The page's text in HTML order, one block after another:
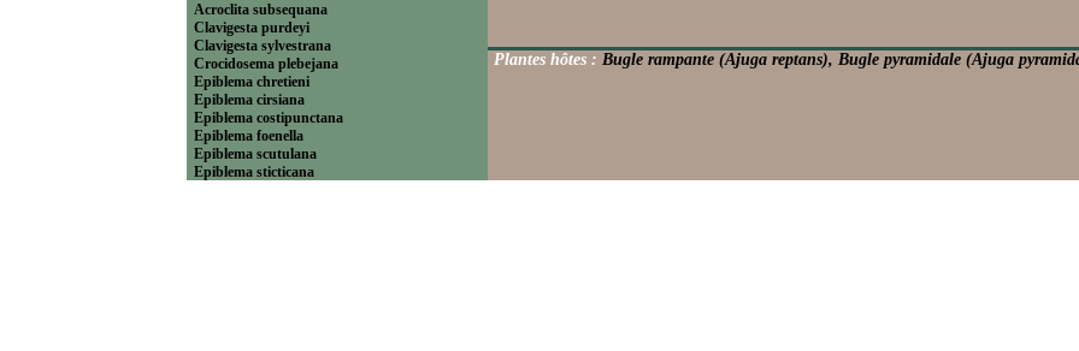
Acroclita subsequana
Clavigesta purdeyi
Clavigesta sylvestrana
Crocidosema plebejana
Epiblema chretieni
Epiblema cirsiana
Epiblema costipunctana
Epiblema foenella
Epiblema scutulana
Epiblema sticticana
Plantes hôtes : Bugle rampante (Ajuga reptans), Bugle pyramidale (Ajuga